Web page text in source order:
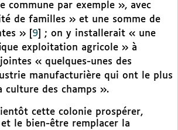
commune par exemple », avec
de familles » et une somme de
»
9
; on y installerait « une
exploitation agricole » à
« quelques-unes des
manufacturière qui ont le plus
culture des champs ».
cette colonie prospérer,
et le bien-être remplacer la